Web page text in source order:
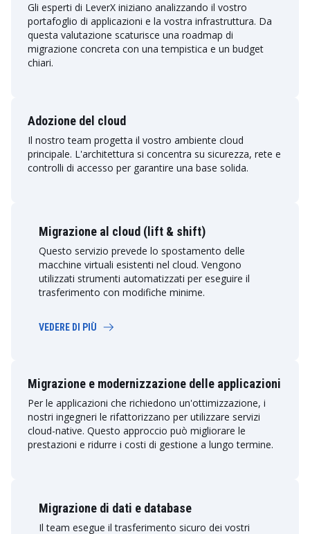
Gli esperti di LeverX iniziano analizzando il vostro
portafoglio di applicazioni e la vostra infrastruttura. Da
questa valutazione scaturisce una roadmap di
migrazione concreta con una tempistica e un budget
chiari.
Adozione del cloud
Il nostro team progetta il vostro ambiente cloud
principale. L'architettura si concentra su sicurezza, rete e
controlli di accesso per garantire una base solida.
Migrazione al cloud (lift & shift)
Questo servizio prevede lo spostamento delle
macchine virtuali esistenti nel cloud. Vengono
utilizzati strumenti automatizzati per eseguire il
trasferimento con modifiche minime.
VEDERE DI PIÙ
Migrazione e modernizzazione delle applicazioni
Per le applicazioni che richiedono un'ottimizzazione, i
nostri ingegneri le rifattorizzano per utilizzare servizi
cloud-native. Questo approccio può migliorare le
prestazioni e ridurre i costi di gestione a lungo termine.
Migrazione di dati e database
Il team esegue il trasferimento sicuro dei vostri